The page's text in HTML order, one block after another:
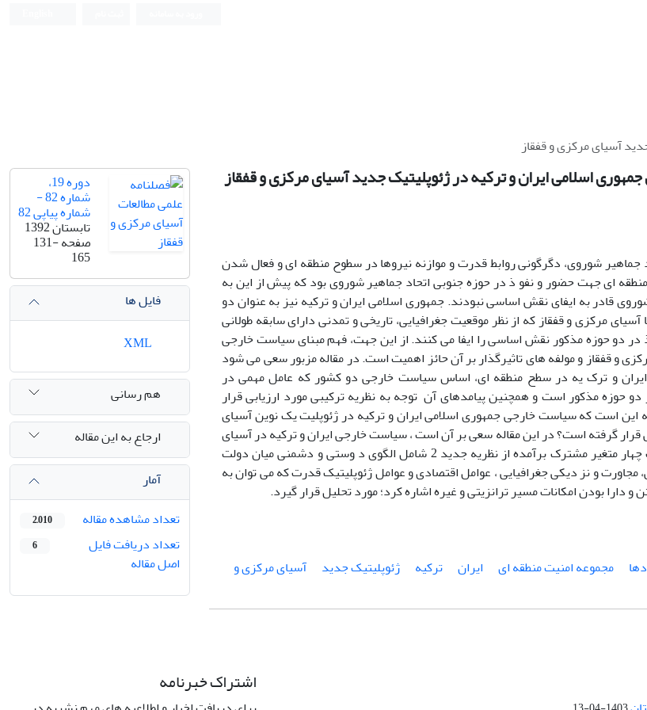
آسیای مرکزی و قفقاز
اسلامی ایران و ترکیه در ژئوپلیتیک جدید آسیای مرکزی و قفقاز
جماهیر شوروی، دگرگونی روابط قدرت و موازنه نیروها در سطوح منطقه ای و فعال شدن
ای جهت حضور و نفو ذ در حوزه جنوبی اتحاد جماهیر شوروی بود که پیش از این به
قادر به ایفای نقش اساسی نبودند. جمهوری اسلامی ایران و ترکیه نیز به عنوان دو
مرکزی و قفقاز که از نظر موقعیت جغرافیایی، تاریخی و تمدنی دارای سابقه طولانی
دو حوزه مذکور نقش اساسی را ایفا می کنند. از این جهت، فهم مبنای سیاست خارجی
و قفقاز و مولفه های تاثیرگذار بر آن حائز اهمیت است. در مقاله مزبور سعی می شود
ایران و ترک یه در سطح منطقه ای، اساس سیاست خارجی دو کشور که عامل مهمی در
دو حوزه مذکور است و همچنین پیامدهای آن توجه به نظریه ترکیبی مورد ارزیابی قرار
این است که سیاست خارجی جمهوری اسلامی ایران و ترکیه در ژئوپلیت یک نوین آسیای
قرار گرفته است؟ در این مقاله سعی بر آن است ، سیاست خارجی ایران و ترکیه در آسیای
مرکزی و قفقاز در چارچوب چهار متغیر مشترک برآمده از نظریه جدید 2 شامل الگوی د وستی و دشمنی میان دولت
مجاورت و نز دیکی جغرافیایی ، عوامل اقتصادی و عوامل ژئوپلیتیک قدرت که می توان به
و دارا بودن امکانات مسیر ترانزیتی و غیره اشاره کرد؛ مورد تحلیل قرار گیرد.
مجموعه امنیت منطقه ای ایران ترکیه ژئوپلیتیک جدید
آسیای مرکزی و
دوره 19،
شماره 82 -
شماره پیاپی 82
تابستان 1392
صفحه131-
165
فایل ها
هم رسانی
ارجاع به این مقاله
آمار
تعداد مشاهده مقاله
2,010
تعداد دریافت فایل
اصل مقاله
6
اشتراک خبرنامه